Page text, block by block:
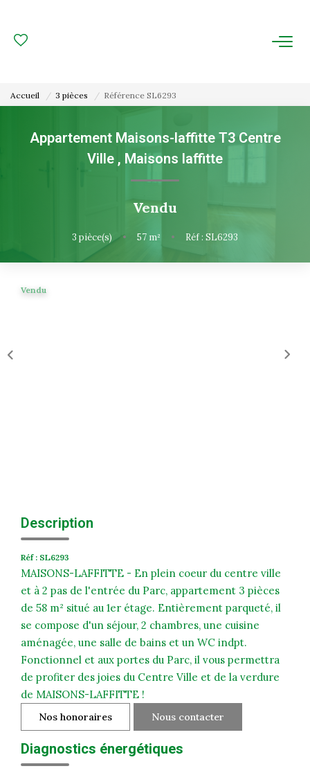
ESTIMATION
FAIRE GÉRER
Gestion De Copropriété
NOUS CONNAITRE
Extranet Syndic Et Gestion Locative
Accueil 3 pièces Référence SL6293
Appartement Maisons-laffitte T3 Centre
Ville , Maisons laffitte
Vendu
3 pièce(s) • 57 m² • Réf : SL6293
Vendu
Description
Réf : SL6293
MAISONS-LAFFITTE - En plein coeur du centre ville
et à 2 pas de l'entrée du Parc, appartement 3 pièces
de 58 m² situé au 1er étage. Entièrement parqueté, il
se compose d'un séjour, 2 chambres, une cuisine
aménagée, une salle de bains et un WC indpt.
Fonctionnel et aux portes du Parc, il vous permettra
de profiter des joies du Centre Ville et de la verdure
de MAISONS-LAFFITTE !
Nos honoraires Nous contacter
Diagnostics énergétiques